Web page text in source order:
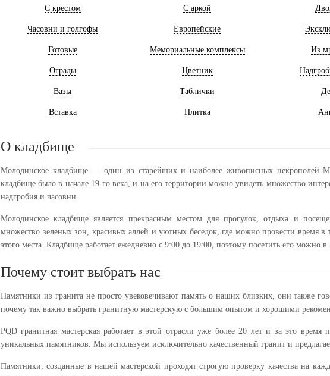
С крестом С аркой
Часовни и голгофы Европейские
Готовые Мемориальные комплексы Из
Ограды Цветник
Вазы Таблички
Вставка Плитка
О кладбище
Молодинское кладбище — один из старейших и наиболее живописных некрополей
кладбище было в начале 19-го века, и на его территории можно увидеть множество
надгробия и часовни.
Молодинское кладбище является прекрасным местом для прогулок, отдыха и
множество зеленых зон, красивых аллей и уютных беседок, где можно провести время
этого места. Кладбище работает ежедневно с 9:00 до 19:00, поэтому посетить его можно в
Почему стоит выбрать нас
Памятники из гранита не просто увековечивают память о наших близких, они также
почему так важно выбрать гранитную мастерскую с большим опытом и хорошими
PQD гранитная мастерская работает в этой отрасли уже более 20 лет и за это
уникальных памятников. Мы используем исключительно качественный гранит и
Памятники, созданные в нашей мастерской проходят строгую проверку качества на